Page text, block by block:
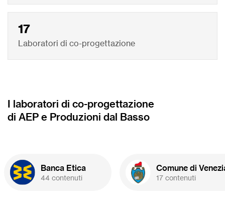
17
Laboratori di co-progettazione
I laboratori di co-progettazione
di AEP e Produzioni dal Basso
Banca Etica
44 contenuti
Comune di
17 contenuti